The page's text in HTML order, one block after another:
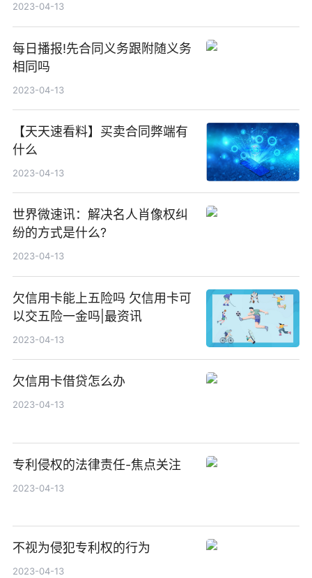
2023-04-13
每日播报!先合同义务跟附随义务
相同吗
2023-04-13
【天天速看料】买卖合同弊端有
什么
2023-04-13
世界微速讯：解决名人肖像权纠
纷的方式是什么?
2023-04-13
欠信用卡能上五险吗 欠信用卡可
以交五险一金吗|最资讯
2023-04-13
欠信用卡借贷怎么办
2023-04-13
专利侵权的法律责任-焦点关注
2023-04-13
不视为侵犯专利权的行为
2023-04-13